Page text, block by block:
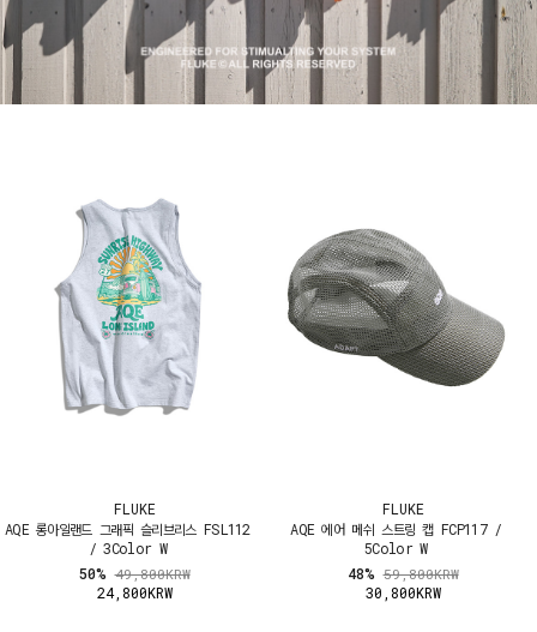
FLUKE
AQE 롱아일랜드 그래픽 슬리브리스 FSL112
/ 3Color W
50%49,800KRW
24,800KRW
FLUKE
AQE 에어 메쉬 스트링 캡 FCP117 /
5Color W
48%59,800KRW
30,800KRW